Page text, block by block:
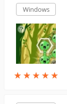
Windows
★ ★ ★ ★ ★
★ ★ ★ ★ ★